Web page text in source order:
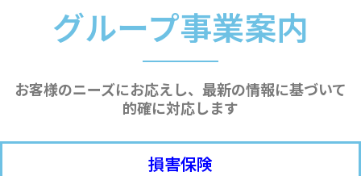
グループ事業案内
お客様のニーズにお応えし、最新の情報に基づいて
的確に対応します
損害保険